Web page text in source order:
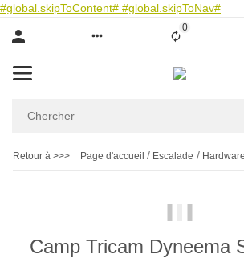
#global.skipToContent# #global.skipToNav#
0Liste ist leer
Retour à >>> Page d'accueil Escalade Hardware
Camp Tricam Dyneema